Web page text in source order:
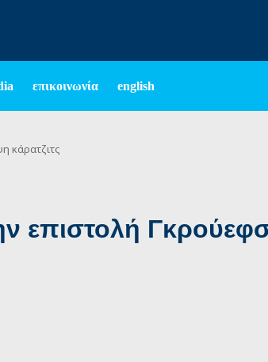
επικοινωνία english
κάρατζιτς
επιστολή